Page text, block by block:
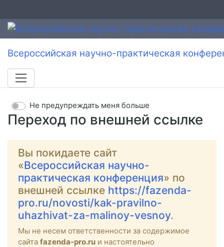
Всероссийская научно-практическая
Переход по внешней ссылке
Не предупреждать меня больше
Вы покидаете сайт
«Всероссийская научно-
практическая конференция» по
внешней ссылке https://fazenda-
pro.ru/novosti/kak-pravilno-
uhazhivat-za-malinoy-vesnoy.
Мы не несем ответственности за содержимое
сайта fazenda-pro.ru и настоятельно